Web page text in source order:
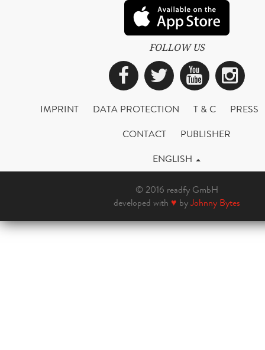
FOLLOW US
Facebook
Twitter
IMPRINT DATA PROTECTION T & C
PRESS
CONTACT
PUBLISHER
ENGLISH
© 2016 readfy GmbH
developed with ♥ byJohnny Bytes